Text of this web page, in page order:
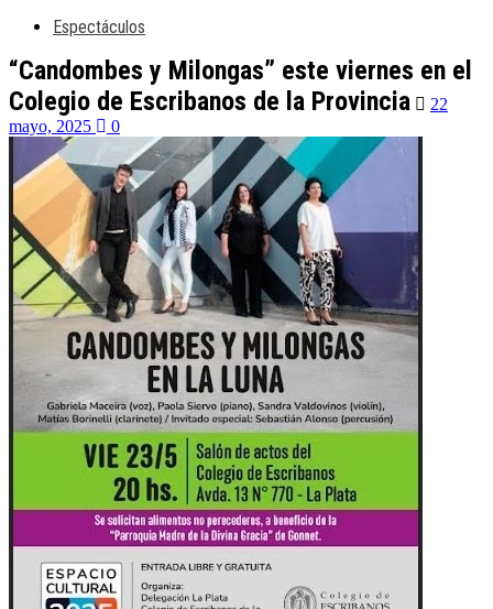
Espectáculos
“Candombes y Milongas” este viernes en el
Colegio de Escribanos de la Provincia
22
mayo, 2025
0